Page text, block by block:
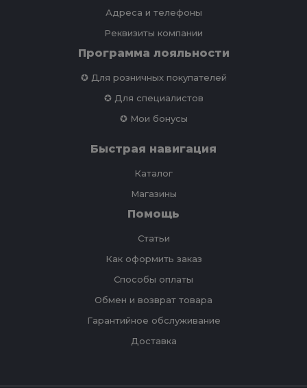
Адреса и телефоны
Реквизиты компании
Программа лояльности
✪ Для розничных покупателей
✪ Для специалистов
✪ Мои бонусы
Быстрая навигация
Каталог
Магазины
Помощь
Статьи
Как оформить заказ
Способы оплаты
Обмен и возврат товара
Гарантийное обслуживание
Доставка